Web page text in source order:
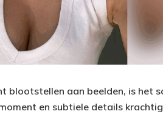
blootstellen aan beelden, is het
en subtiele details